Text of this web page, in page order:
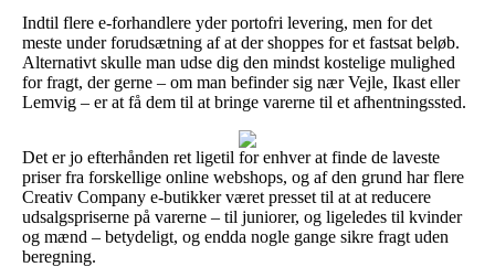
Indtil flere e-forhandlere yder portofri levering, men for det
meste under forudsætning af at der shoppes for et fastsat beløb.
Alternativt skulle man udse dig den mindst kostelige mulighed
for fragt, der gerne – om man befinder sig nær Vejle, Ikast eller
Lemvig – er at få dem til at bringe varerne til et afhentningssted.
Det er jo efterhånden ret ligetil for enhver at finde de laveste
priser fra forskellige online webshops, og af den grund har flere
Creativ Company e-butikker været presset til at at reducere
udsalgspriserne på varerne – til juniorer, og ligeledes til kvinder
og mænd – betydeligt, og endda nogle gange sikre fragt uden
beregning.